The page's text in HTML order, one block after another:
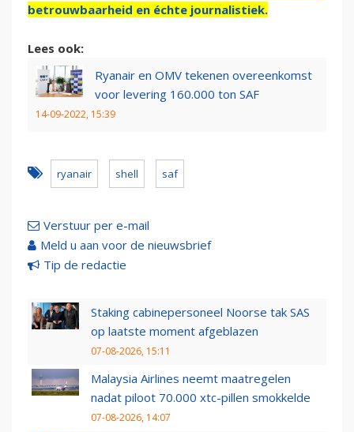
betrouwbaarheid en échte journalistiek.
Lees ook:
Ryanair en OMV tekenen overeenkomst
voor levering 160.000 ton SAF
14-09-2022, 15:39
ryanair shell saf
Verstuur per e-mail
Meld u aan voor de nieuwsbrief
Tip de redactie
Staking cabinepersoneel Noorse tak SAS
op laatste moment afgeblazen
07-08-2026, 15:11
Malaysia Airlines neemt maatregelen
nadat piloot 70.000 xtc-pillen smokkelde
07-08-2026, 14:07